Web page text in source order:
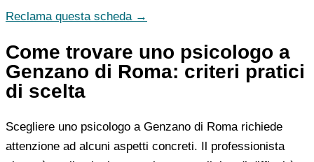
Reclama questa scheda →
Come trovare uno psicologo a
Genzano di Roma: criteri pratici
di scelta
Scegliere uno psicologo a Genzano di Roma richiede
attenzione ad alcuni aspetti concreti. Il professionista